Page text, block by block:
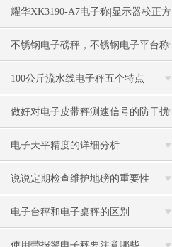
耀华XK3190-A7电子称|显示器校正方
法
不锈钢电子磅秤，不锈钢电子平台称
100公斤流水线电子秤五个特点
做好对电子皮带秤测速信号的防干扰
工作
电子天平精度的详细分析
说说定期检查维护地磅的重要性
电子台秤和电子桌秤的区别